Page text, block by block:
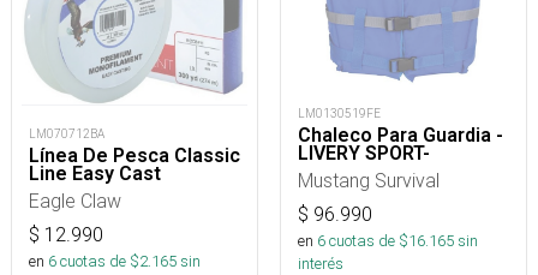
LM070712BA
Línea De Pesca Classic
Line Easy Cast
Eagle Claw
$ 12.990
en 6cuotas de $2.165sin
LM0130519FE
Chaleco Para Guardia -
LIVERY SPORT-
Mustang Survival
$ 96.990
en 6cuotas de $16.165sin
interés